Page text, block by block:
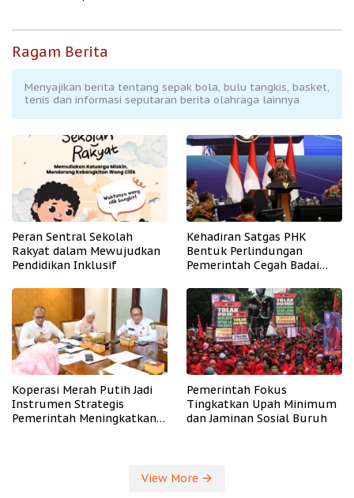
Ragam Berita
Menyajikan berita tentang sepak bola, bulu tangkis, basket,
tenis dan informasi seputaran berita olahraga lainnya
Peran Sentral Sekolah
Rakyat dalam Mewujudkan
Pendidikan Inklusif
Kehadiran Satgas PHK
Bentuk Perlindungan
Pemerintah Cegah Badai
Koperasi Merah Putih Jadi
Instrumen Strategis
Pemerintah Meningkatkan
Pemerintah Fokus
Tingkatkan Upah Minimum
dan Jaminan Sosial Buruh
View More